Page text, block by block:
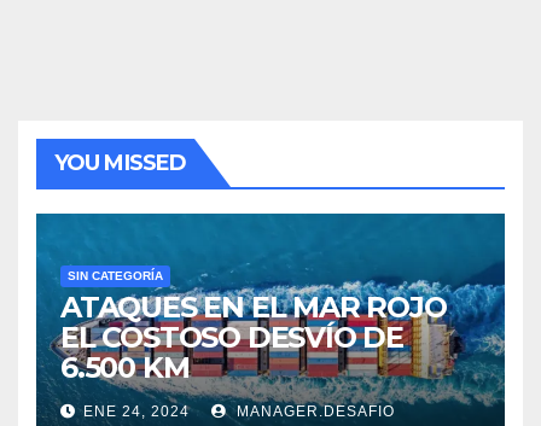
YOU MISSED
SIN CATEGORÍA
ATAQUES EN EL MAR ROJO
EL COSTOSO DESVÍO DE
6.500 KM
ENE 24, 2024 MANAGER.DESAFIO